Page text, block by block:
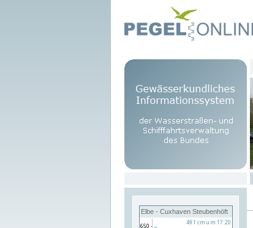
Elbe - Cuxhaven Steubenhöft